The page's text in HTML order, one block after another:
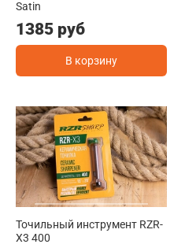
Satin
1385 руб
В корзину
Точильный инструмент RZR-
X3 400